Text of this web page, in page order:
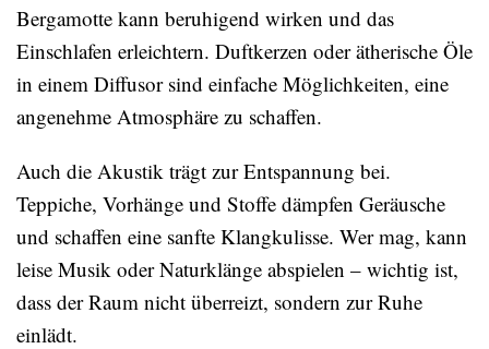
Bergamotte kann beruhigend wirken und das
Einschlafen erleichtern. Duftkerzen oder ätherische Öle
in einem Diffusor sind einfache Möglichkeiten, eine
angenehme Atmosphäre zu schaffen.
Auch die Akustik trägt zur Entspannung bei.
Teppiche, Vorhänge und Stoffe dämpfen Geräusche
und schaffen eine sanfte Klangkulisse. Wer mag, kann
leise Musik oder Naturklänge abspielen – wichtig ist,
dass der Raum nicht überreizt, sondern zur Ruhe
einlädt.